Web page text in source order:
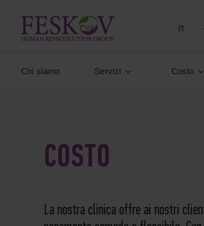
IT
Chi siamo Servizi Costo
COSTO
La nostra clinica offre ai nostri